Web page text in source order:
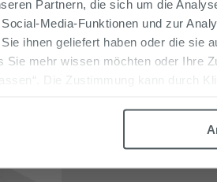
Partnern, die sich um die
Media-Funktionen und zur
ihnen geliefert haben oder die sie
Sie mehr wissen möchten oder Ihre
Die Zustimmung kann durch
aus Keramik Weiss